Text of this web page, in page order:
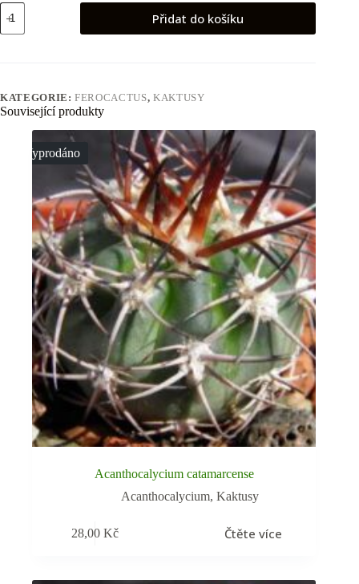
Ferocactus
herrerae
(2)
Přidat do košíku
KATEGORIE:FEROCACTUS, KAKTUSY
Související produkty
Vyprodáno
Acanthocalycium catamarcense
Acanthocalycium,Kaktusy
28,00Kč Čtěte více